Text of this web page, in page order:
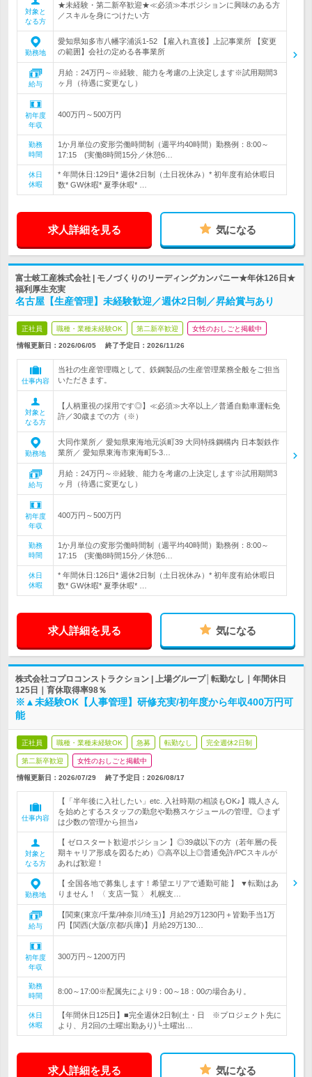
対象と
なる方
★未経験・第二新卒歓迎★≪必須≫本ポジションに興味のある方
／スキルを身につけたい方
勤務地
愛知県知多市八幡字浦浜1-52 【雇入れ直後】上記事業所 【変更
の範囲】会社の定める各事業所
給与
月給：24万円～※経験、能力を考慮の上決定します※試用期間3
ヶ月（待遇に変更なし）
初年度
年収
400万円～500万円
勤務
時間
1か月単位の変形労働時間制（週平均40時間）勤務例：8:00～
17:15 (実働8時間15分／休憩6…
休日
休暇
* 年間休日:129日* 週休2日制（土日祝休み）* 初年度有給休暇日
数* GW休暇* 夏季休暇* …
求人詳細を見る 気になる
富士岐工産株式会社 | モノづくりのリーディングカンパニー★年休126日★
福利厚生充実
名古屋【生産管理】未経験歓迎／週休2日制／昇給賞与あり
正社員 職種・業種未経験OK 第二新卒歓迎 女性のおしごと掲載中
情報更新日：2026/06/05 終了予定日： 2026/11/26
仕事内容
当社の生産管理職として、鉄鋼製品の生産管理業務全般をご担当
いただきます。
対象と
なる方
【人柄重視の採用です◎】≪必須≫大卒以上／普通自動車運転免
許／30歳までの方（※）
勤務地
大同作業所／ 愛知県東海地元浜町39 大同特殊鋼構内 日本製鉄作
業所／ 愛知県東海市東海町5-3…
給与
月給：24万円～※経験、能力を考慮の上決定します※試用期間3
ヶ月（待遇に変更なし）
初年度
年収
400万円～500万円
勤務
時間
1か月単位の変形労働時間制（週平均40時間）勤務例：8:00～
17:15 (実働8時間15分／休憩6…
休日
休暇
* 年間休日:126日* 週休2日制（土日祝休み）* 初年度有給休暇日
数* GW休暇* 夏季休暇* …
求人詳細を見る 気になる
株式会社コプロコンストラクション | 上場グループ│転勤なし｜年間休日
125日｜育休取得率98％
※▲未経験OK【人事管理】研修充実/初年度から年収400万円可
能
正社員 職種・業種未経験OK 急募 転勤なし 完全週休2日制
第二新卒歓迎 女性のおしごと掲載中
情報更新日：2026/07/29 終了予定日： 2026/08/17
仕事内容
【「半年後に入社したい」etc. 入社時期の相談もOK♪】職人さん
を始めとするスタッフの勤怠や勤務スケジュールの管理。◎まず
は少数の管理から担当♪
対象と
なる方
【 ゼロスタート歓迎ポジション 】◎39歳以下の方（若年層の長
期キャリア形成を図るため）◎高卒以上◎普通免許/PCスキルが
あれば歓迎！
勤務地
【 全国各地で募集します！希望エリアで通勤可能 】 ▼転勤はあ
りません！ 〈 支店一覧 〉 札幌支…
給与
【関東(東京/千葉/神奈川/埼玉)】月給29万1230円＋皆勤手当1万
円【関西(大阪/京都/兵庫)】月給29万130…
初年度
年収
300万円～1200万円
勤務
時間
8:00～17:00※配属先により9：00～18：00の場合あり。
休日
休暇
【年間休日125日】■完全週休2日制(土・日 ※プロジェクト先に
より、月2回の土曜出勤あり)└土曜出…
求人詳細を見る 気になる